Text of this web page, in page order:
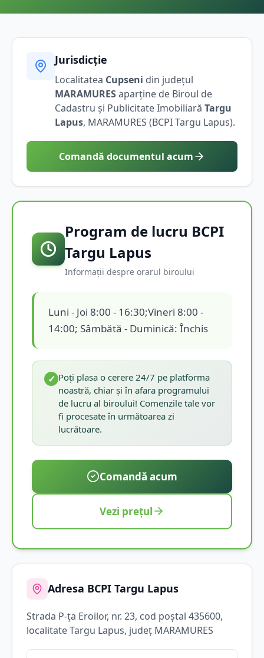
Jurisdicție
Localitatea Cupseni din județul
MARAMURESaparține de Biroul de
Cadastru și Publicitate Imobiliară Targu
Lapus, MARAMURES (BCPITargu Lapus).
Comandă documentul acum
Program de lucru BCPI
Targu Lapus
Informații despre orarul biroului
Luni - Joi 8:00 - 16:30;Vineri 8:00 -
14:00; Sâmbătă - Duminică: Închis
✓ Poți plasa o cerere 24/7 pe platforma
noastră, chiar și în afara programului
de lucru al biroului! Comenzile tale vor
fi procesate în următoarea zi
lucrătoare.
Comandă acum
Vezi prețul
Adresa BCPI Targu Lapus
Strada P-ţa Eroilor, nr. 23, cod poștal 435600,
localitateTargu Lapus, județ MARAMURES